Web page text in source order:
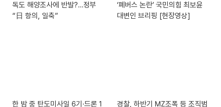
독도 해양조사에 반발?…정부
“日 항의, 일축”
‘폐버스 논란’ 국민의힘 최보윤
대변인 브리핑 [현장영상]
한 밤 중 탄도미사일 6기·드론 1
경찰, 하반기 MZ조폭 등 조직범